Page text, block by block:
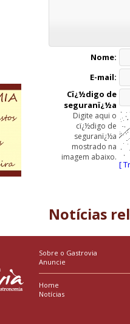
Nome:
E-mail:
Cï¿½digo de
seguranï¿½a
Digite aqui o
cï¿½digo de
seguranï¿½a
mostrado na
imagem abaixo.
[
Notícias
Sobre o Gastrovia
Anuncie
Home
Notícias